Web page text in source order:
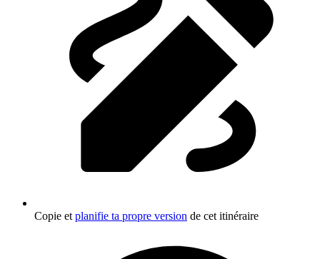
Copie et planifie ta propre version de cet itinéraire